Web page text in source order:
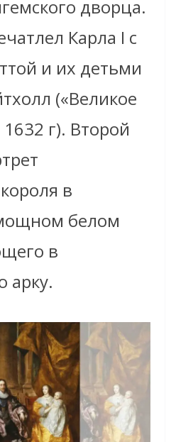
дворца.
Карла I с
и их детьми
(«Великое
г). Второй
в
белом
в
арку.